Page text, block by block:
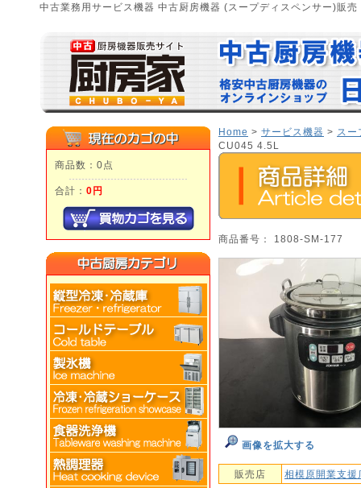
中古業務用サービス機器 中古厨房機器 (スープディスペンサー)販売
商品数：0点
合計： 0円
Home > サービス機器 > スー
CU045 4.5L
商品番号： 1808-SM-177
画像を拡大する
販売店 相模原開業支援